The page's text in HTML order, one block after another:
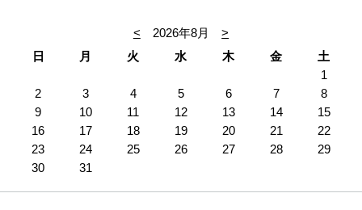
< 2026年8月
>
日
月 火 水 木 金
土
1
2
3 4 5 6 7
8
9
10 11 12 13 14
15
16
17 18 19 20 21
22
23
24 25 26 27 28
29
30
31